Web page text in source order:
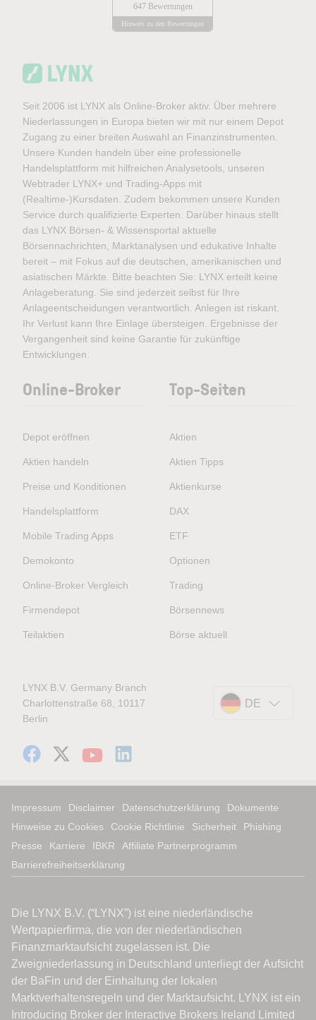
647 Bewertungen
Hinweis zu den Bewertungen
Seit 2006 ist LYNX als Online-Broker aktiv. Über mehrere
Niederlassungen in Europa bieten wir mit nur einem Depot
Zugang zu einer breiten Auswahl an Finanzinstrumenten.
Unsere Kunden handeln über eine professionelle
Handelsplattform mit hilfreichen Analysetools, unseren
Webtrader LYNX+ und Trading-Apps mit
(Realtime-)Kursdaten. Zudem bekommen unsere Kunden
Service durch qualifizierte Experten. Darüber hinaus stellt
das LYNX Börsen- & Wissensportal aktuelle
Börsennachrichten, Marktanalysen und edukative Inhalte
bereit – mit Fokus auf die deutschen, amerikanischen und
asiatischen Märkte. Bitte beachten Sie: LYNX erteilt keine
Anlageberatung. Sie sind jederzeit selbst für Ihre
Anlageentscheidungen verantwortlich. Anlegen ist riskant.
Ihr Verlust kann Ihre Einlage übersteigen. Ergebnisse der
Vergangenheit sind keine Garantie für zukünftige
Entwicklungen.
Online-Broker
Depot eröffnen
Aktien handeln
Preise und Konditionen
Handelsplattform
Mobile Trading Apps
Demokonto
Online-Broker Vergleich
Firmendepot
Teilaktien
Top-Seiten
Aktien
Aktien Tipps
Aktienkurse
DAX
ETF
Optionen
Trading
Börsennews
Börse aktuell
LYNX B.V. Germany Branch
Charlottenstraße 68, 10117
Berlin
DE
Impressum Disclaimer Datenschutzerklärung
Dokumente
Hinweise zu Cookies
Cookie Richtlinie Sicherheit
Phishing
Presse
Karriere IBKR
Affiliate Partnerprogramm
Barrierefreiheitserklärung